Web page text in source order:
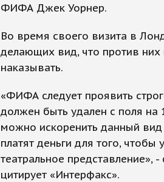
ФИФА Джек Уорнер.
Во время своего визита в
делающих вид, что против них
наказывать.
«ФИФА следует проявить
должен быть удален с поля на
можно искоренить данный
платят деньги для того,
театральное представление»,
цитирует «Интерфакс».